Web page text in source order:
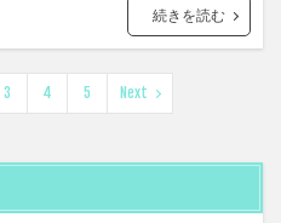
続きを読む
3 4 5 Next